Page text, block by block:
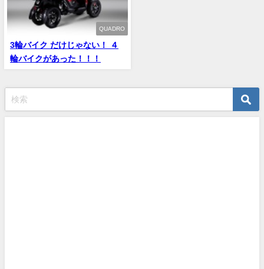
QUADRO
3輪バイク だけじゃない！ ４
輪バイクがあった！！！